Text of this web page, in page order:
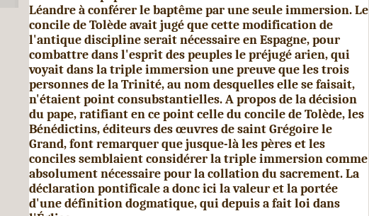
Léandre à conférer le baptême par une seule immersion. Le
concile de Tolède avait jugé que cette modifi­cation de
l'antique discipline serait nécessaire en Espagne, pour
combattre dans l'esprit des peuples le préjugé arien, qui
voyait dans la triple immersion une preuve que les trois
personnes de la Trinité, au nom desquelles elle se faisait,
n'étaient point consubstantielles. A propos de la décision
du pape, ratifiant en ce point celle du concile de Tolède, les
Bénédictins, éditeurs des œuvres de saint Grégoire le
Grand, font remarquer que jusque-là les pères et les
conciles semblaient considérer la triple immersion comme
abso­lument nécessaire pour la collation du sacrement. La
déclaration pontificale a donc ici la valeur et la portée
d'une définition dog­matique, qui depuis a fait loi dans